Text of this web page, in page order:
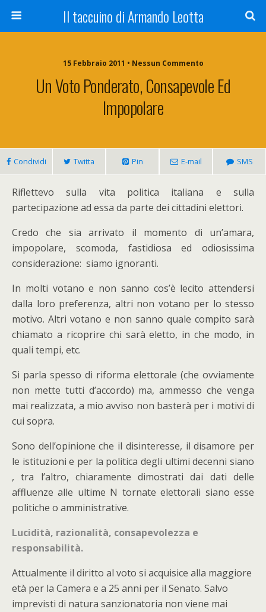
Il taccuino di Armando Leotta
15 Febbraio 2011 • Nessun Commento
Un Voto Ponderato, Consapevole Ed
Impopolare
Condividi Twitta Pin E-mail SMS
Riflettevo sulla vita politica italiana e sulla
partecipazione ad essa da parte dei cittadini elettori.
Credo che sia arrivato il momento di un’amara,
impopolare, scomoda, fastidiosa ed odiosissima
considerazione: siamo ignoranti.
In molti votano e non sanno cos’è lecito attendersi
dalla loro preferenza, altri non votano per lo stesso
motivo. Altri votano e non sanno quale compito sarà
chiamato a ricoprire chi sarà eletto, in che modo, in
quali tempi, etc.
Si parla spesso di riforma elettorale (che ovviamente
non mette tutti d’accordo) ma, ammesso che venga
mai realizzata, a mio avviso non basterà per i motivi di
cui sopra.
Sono dell’opinione che il disinteresse, il disamore per
le istituzioni e per la politica degli ultimi decenni siano
, tra l’altro, chiaramente dimostrati dai dati delle
affluenze alle ultime N tornate elettorali siano esse
politiche o amministrative.
Lucidità, razionalità, consapevolezza e
responsabilità.
Attualmente il diritto al voto si acquisice alla maggiore
età per la Camera e a 25 anni per il Senato. Salvo
imprevisti di natura sanzionatoria non viene mai